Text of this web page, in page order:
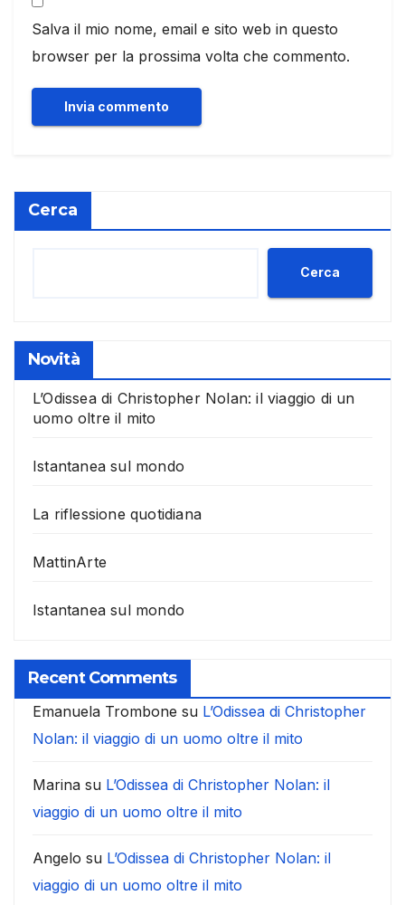
Salva il mio nome, email e sito web in questo
browser per la prossima volta che commento.
Cerca
Cerca
Novità
L’Odissea di Christopher Nolan: il viaggio di un
uomo oltre il mito
Istantanea sul mondo
La riflessione quotidiana
MattinArte
Istantanea sul mondo
Recent Comments
Emanuela Trombone su L’Odissea di Christopher
Nolan: il viaggio di un uomo oltre il mito
Marina su L’Odissea di Christopher Nolan: il
viaggio di un uomo oltre il mito
Angelo su L’Odissea di Christopher Nolan: il
viaggio di un uomo oltre il mito